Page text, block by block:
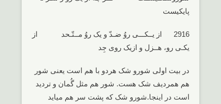
پایکیست
2916 از یــکـــی روُ ضـدّ و یک روُ مــتّـحد از
یکـی رو، هــزل و ازیک روی جِد
در بیت اولی شورو شک هردو با هم است یعنی شور
هم همردیف شک هست. شور هم مثل گُمان و تردید
است در اینجا.شورو شک که پشت سر هم میاید